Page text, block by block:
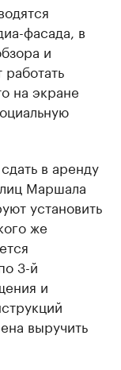
фасада, в
и
на экране
в аренду
Маршала
установить
же
3-й
и
выручить